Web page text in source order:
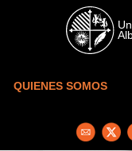
Skip to main content
QUIENES SOMOS